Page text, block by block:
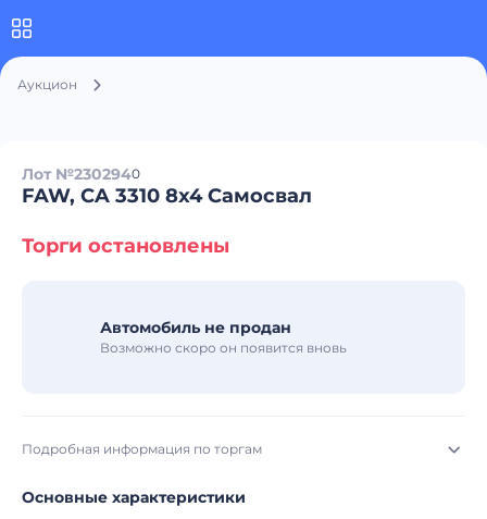
Аукцион
Лот №2302940
FAW, CA 3310 8x4 Самосвал
Торги остановлены
Автомобиль не продан
Возможно скоро он появится вновь
Подробная информация по торгам
Начало торгов: 13.07.2026, 10:12 МСК
Основные характеристики